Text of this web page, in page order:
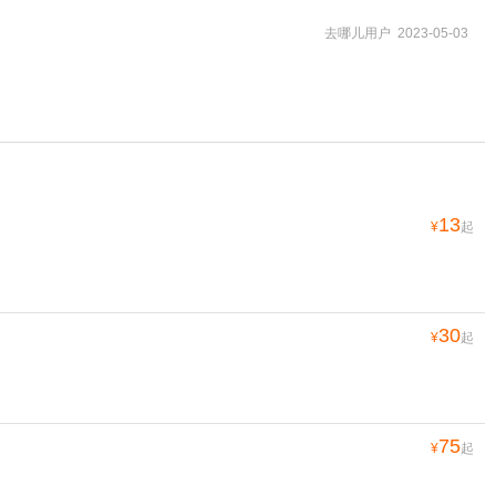
去哪儿用户 2023-05-03
¥13起
¥30起
¥75起